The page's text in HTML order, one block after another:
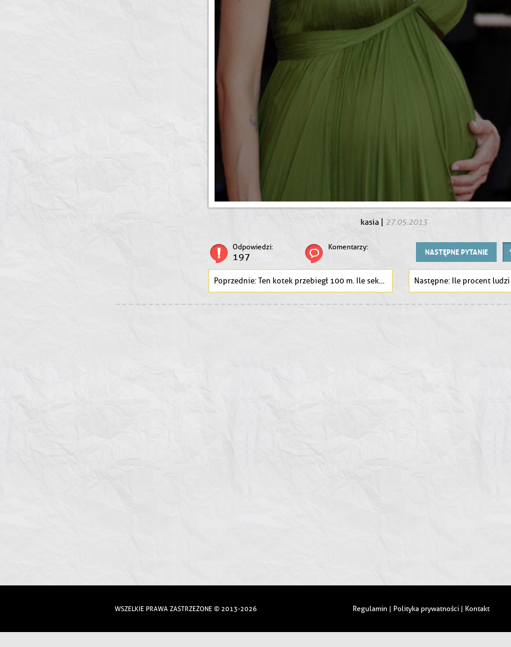
kasia 27.05.2013
Odpowiedzi:
197
Komentarzy:
NASTĘPNE PYTANIE
Ten kotek przebiegł 100 m. Ile sekund mu to zajęło? Ile procent ludzi
WSZELKIE PRAWA ZASTRZEŻONE © 2013-2026 Regulamin | Polityka prywatności | Kontakt